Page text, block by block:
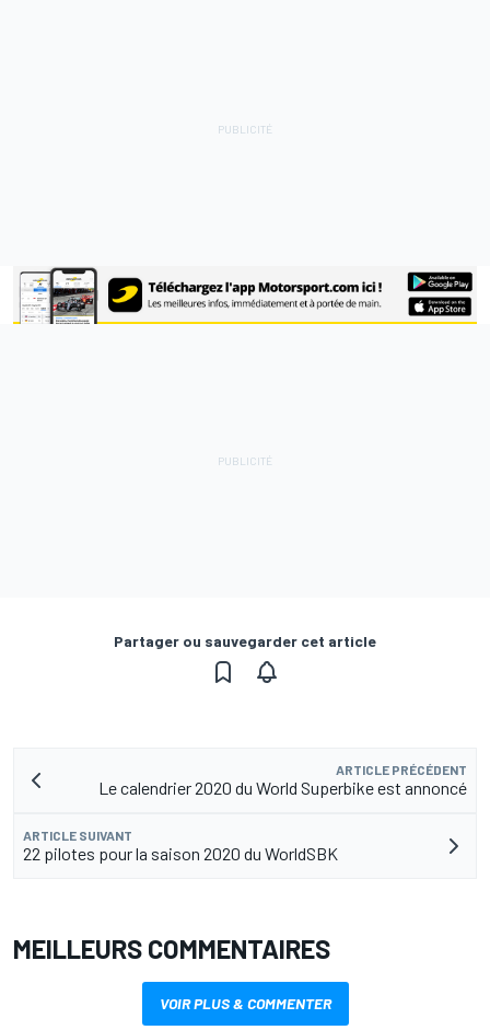
Partager ou sauvegarder cet article
ARTICLE PRÉCÉDENT
Le calendrier 2020 du World Superbike est annoncé
ARTICLE SUIVANT
22 pilotes pour la saison 2020 du WorldSBK
MEILLEURS COMMENTAIRES
VOIR PLUS & COMMENTER